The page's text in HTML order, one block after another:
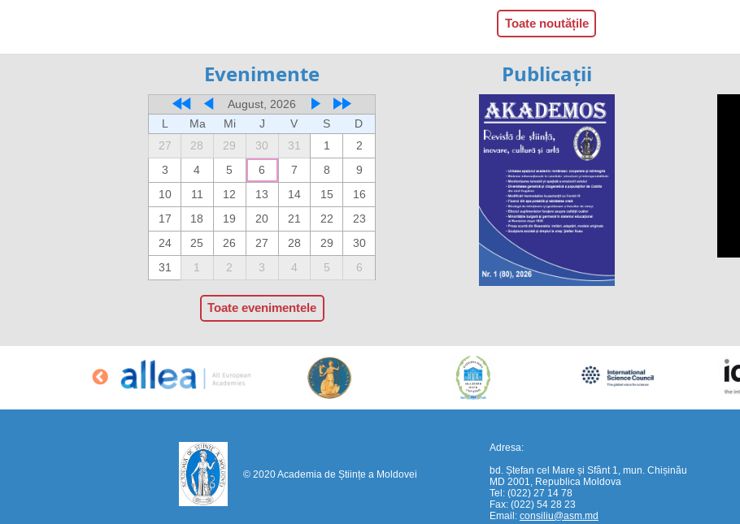
Toate noutățile
Evenimente
August, 2026
L
Ma Mi J V S
D
27
28 29 30 31 1
2
3
4 5 6 7 8
9
10
11 12 13 14 15
16
17
18 19 20 21 22
23
24
25 26 27 28 29
30
31
1 2 3 4 5 6
Toate evenimentele
Publicații
© 2020 Academia de Științe a Moldovei
Adresa:
bd. Ștefan cel Mare și Sfânt 1, mun. Chișinău
MD 2001, Republica Moldova
Tel: (022) 27 14 78
Fax: (022) 54 28 23
Email: consiliu@asm.md